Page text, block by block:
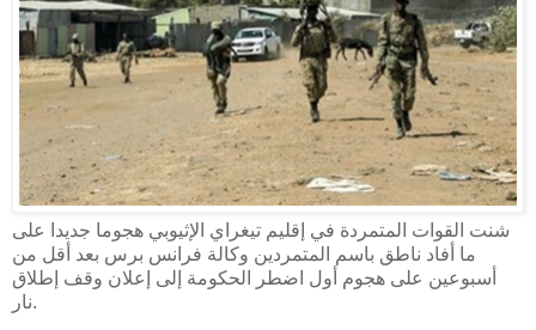
شنت القوات المتمردة في إقليم تيغراي الإثيوبي هجوما جديدا على
ما أفاد ناطق باسم المتمردين وكالة فرانس برس بعد أقل من
أسبوعين على هجوم أول اضطر الحكومة إلى إعلان وقف إطلاق
نار.